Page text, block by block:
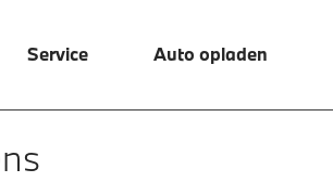
Service Auto opladen